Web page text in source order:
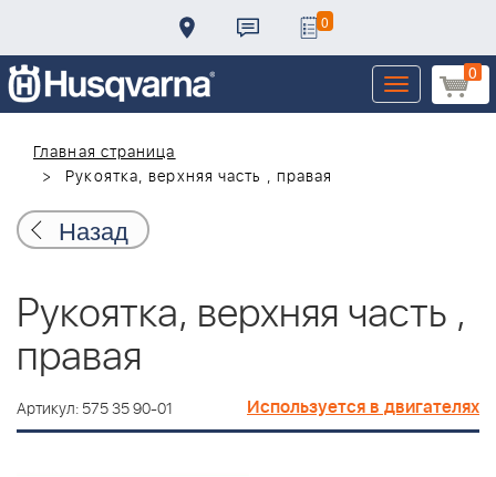
0
0
Toggle
navigation
Главная страница
Рукоятка, верхняя часть , правая
Назад
Рукоятка, верхняя часть ,
правая
Артикул: 575 35 90-01 Используется в двигателях